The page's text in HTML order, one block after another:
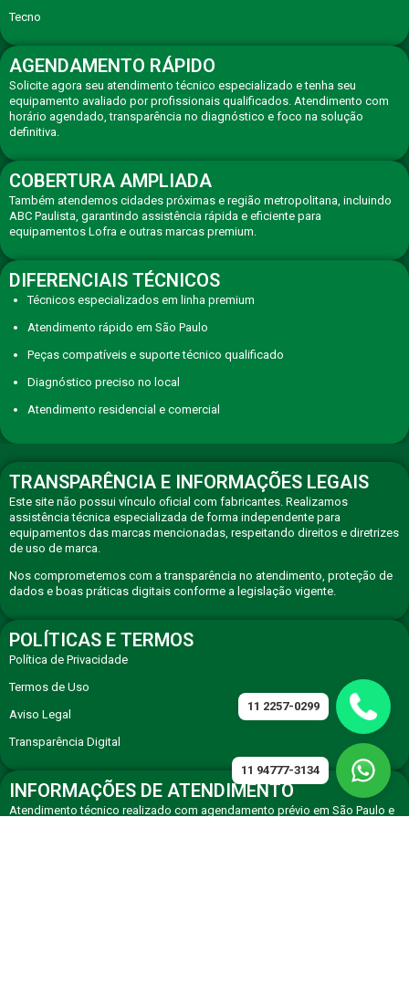
Tecno
AGENDAMENTO RÁPIDO
Solicite agora seu atendimento técnico especializado e tenha seu
equipamento avaliado por profissionais qualificados. Atendimento com
horário agendado, transparência no diagnóstico e foco na solução
definitiva.
COBERTURA AMPLIADA
Também atendemos cidades próximas e região metropolitana, incluindo
ABC Paulista, garantindo assistência rápida e eficiente para
equipamentos Lofra e outras marcas premium.
DIFERENCIAIS TÉCNICOS
Técnicos especializados em linha premium
Atendimento rápido em São Paulo
Peças compatíveis e suporte técnico qualificado
Diagnóstico preciso no local
Atendimento residencial e comercial
TRANSPARÊNCIA E INFORMAÇÕES LEGAIS
Este site não possui vínculo oficial com fabricantes. Realizamos
assistência técnica especializada de forma independente para
equipamentos das marcas mencionadas, respeitando direitos e diretrizes
de uso de marca.
Nos comprometemos com a transparência no atendimento, proteção de
dados e boas práticas digitais conforme a legislação vigente.
POLÍTICAS E TERMOS
Política de Privacidade
Termos de Uso
Aviso Legal
Transparência Digital
INFORMAÇÕES DE ATENDIMENTO
Atendimento técnico realizado com agendamento prévio em São Paulo e
11 2257-0299
11 94777-3134